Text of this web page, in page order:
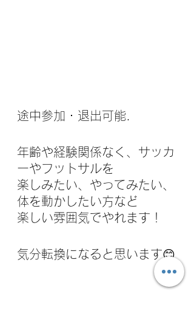
途中参加・退出可能.
年齢や経験関係なく、サッカ
ーやフットサルを
楽しみたい、やってみたい、
体を動かしたい方など
楽しい雰囲気でやれます！
気分転換になると思います😊